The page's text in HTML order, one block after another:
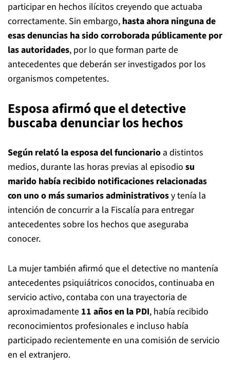
participar en hechos ilícitos creyendo que actuaba
correctamente. Sin embargo, hasta ahora ninguna de
esas denuncias ha sido corroborada públicamente por
las autoridades, por lo que forman parte de
antecedentes que deberán ser investigados por los
organismos competentes.
Esposa afirmó que el detective
buscaba denunciar los hechos
Según relató la esposa del funcionario a distintos
medios, durante las horas previas al episodio su
marido había recibido notificaciones relacionadas
con uno o mássumarios administrativosy tenía la
intención de concurrir a la Fiscalía para entregar
antecedentes sobre los hechos que aseguraba
conocer.
La mujer también afirmó que el detective no mantenía
antecedentes psiquiátricos conocidos, continuaba en
servicio activo, contaba con una trayectoria de
aproximadamente 11 años en la PDI, había recibido
reconocimientos profesionales e incluso había
participado recientemente en una comisión de servicio
en el extranjero.